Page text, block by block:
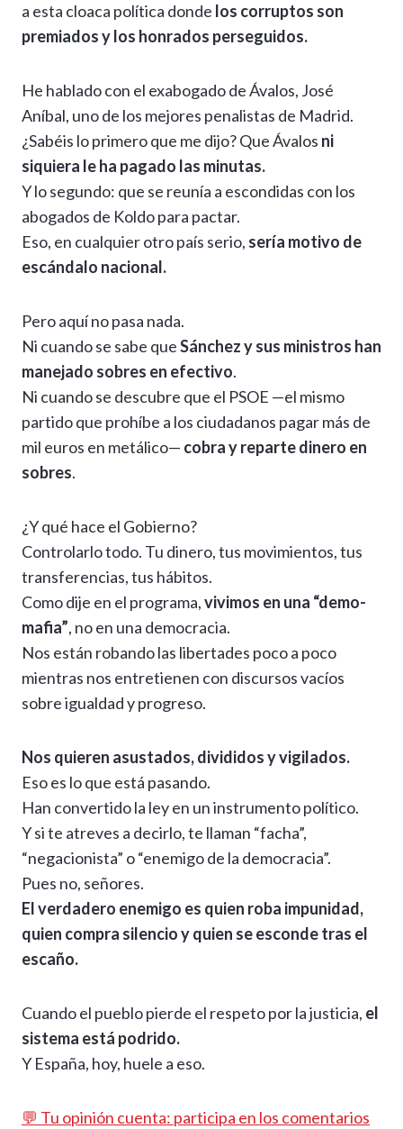
a esta cloaca política donde los corruptos son
premiados y los honrados perseguidos.
He hablado con el exabogado de Ávalos, José
Aníbal, uno de los mejores penalistas de Madrid.
¿Sabéis lo primero que me dijo? Que Ávalos ni
siquiera le ha pagado las minutas.
Y lo segundo: que se reunía a escondidas con los
abogados de Koldo para pactar.
Eso, en cualquier otro país serio, sería motivo de
escándalo nacional.
Pero aquí no pasa nada.
Ni cuando se sabe queSánchez y sus ministros han
manejado sobres en efectivo.
Ni cuando se descubre que el PSOE —el mismo
partido que prohíbe a los ciudadanos pagar más de
mil euros en metálico— cobra y reparte dinero en
sobres.
¿Y qué hace el Gobierno?
Controlarlo todo. Tu dinero, tus movimientos, tus
transferencias, tus hábitos.
Como dije en el programa,vivimos en una “demo-
mafia”, no en una democracia.
Nos están robando las libertades poco a poco
mientras nos entretienen con discursos vacíos
sobre igualdad y progreso.
Nos quieren asustados, divididos y vigilados.
Eso es lo que está pasando.
Han convertido la ley en un instrumento político.
Y si te atreves a decirlo, te llaman “facha”,
“negacionista” o “enemigo de la democracia”.
Pues no, señores.
El verdadero enemigo es quien roba impunidad,
quien compra silencio y quien se esconde tras el
escaño.
Cuando el pueblo pierde el respeto por la justicia, el
sistema está podrido.
Y España, hoy, huele a eso.
💬 Tu opinión cuenta: participa en los comentarios